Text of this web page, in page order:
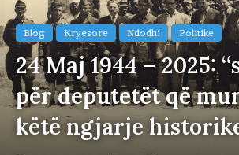
Blog Kryesore Ndodhi Politike
24 Maj 1944 – 2025:
për deputetët që
këtë ngjarje